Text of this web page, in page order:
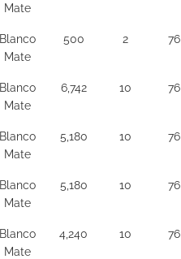
Mate
Blanco
Mate
500 2 76
Blanco
Mate
6,742 10 76
Blanco
Mate
5,180 10 76
Blanco
Mate
5,180 10 76
Blanco
Mate
4,240 10 76